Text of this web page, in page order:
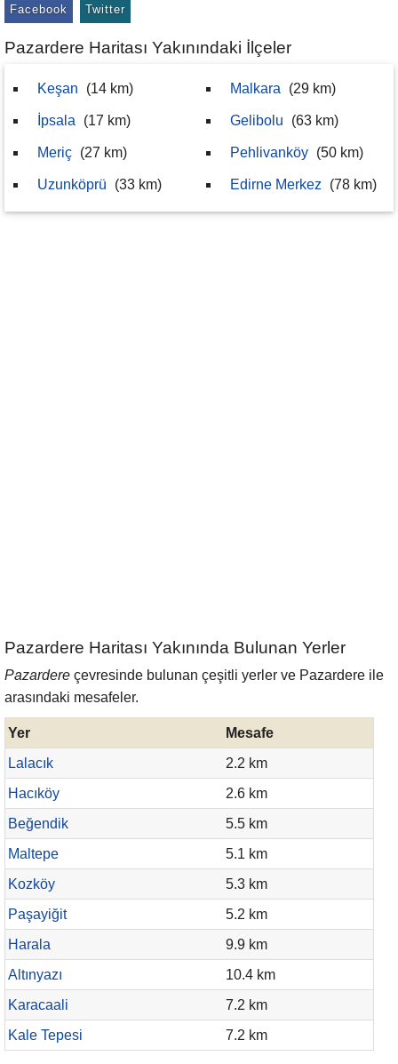
Facebook Twitter
Pazardere Haritası Yakınındaki İlçeler
Keşan (14 km)
İpsala (17 km)
Meriç (27 km)
Uzunköprü (33 km)
Malkara (29 km)
Gelibolu (63 km)
Pehlivanköy (50 km)
Edirne Merkez (78 km)
Pazardere Haritası Yakınında Bulunan Yerler
Pazardere çevresinde bulunan çeşitli yerler ve Pazardere ile
arasındaki mesafeler.
Yer
Mesafe
Lalacık
2.2 km
Hacıköy
2.6 km
Beğendik
5.5 km
Maltepe
5.1 km
Kozköy
5.3 km
Paşayiğit
5.2 km
Harala
9.9 km
Altınyazı
10.4 km
Karacaali
7.2 km
Kale Tepesi
7.2 km